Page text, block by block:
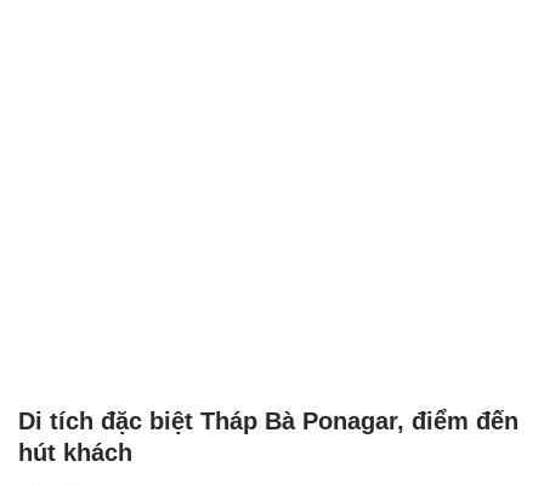
Di tích đặc biệt Tháp Bà Ponagar, điểm đến
hút khách